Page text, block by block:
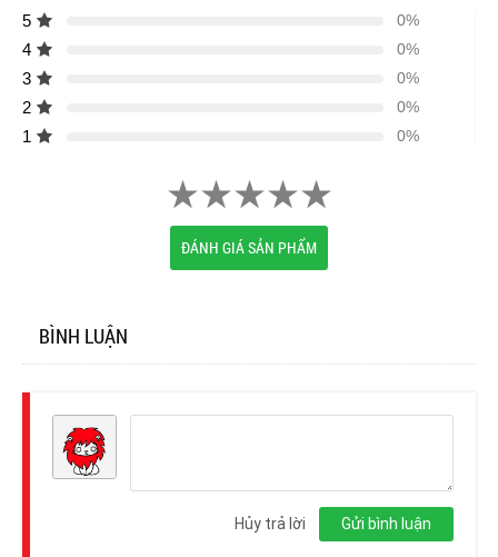
5 0%
4 0%
3 0%
2 0%
1 0%
ĐÁNH GIÁ SẢN PHẨM
BÌNH LUẬN
Gửi bình luận
Hủy trả lời